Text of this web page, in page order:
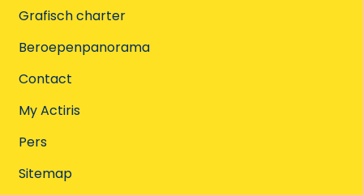
Grafisch charter
Beroepenpanorama
Contact
My Actiris
Pers
Sitemap